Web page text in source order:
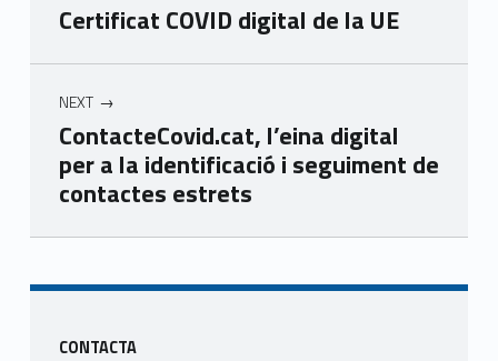
Certificat COVID digital de la UE
NEXT
ContacteCovid.cat, l’eina digital
per a la identificació i seguiment de
contactes estrets
Skip back to main navigation
Sidebar
CONTACTA